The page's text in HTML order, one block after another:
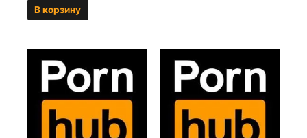
В корзину